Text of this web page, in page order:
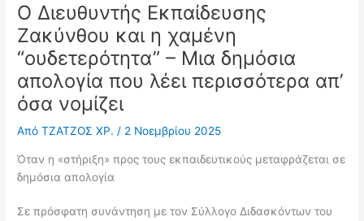
Ο Διευθυντής Εκπαίδευσης
Ζακύνθου και η χαμένη
“ουδετερότητα” – Μια δημόσια
απολογία που λέει περισσότερα απ’
όσα νομίζει
ΑπόΤΖΑΤΖΟΣ ΧΡ./ 2 Νοεμβρίου 2025
Όταν η «στήριξη» προς τους εκπαιδευτικούς μεταφράζεται σε
δημόσια απολογία
Σε πρόσφατη συνάντηση με τον Σύλλογο Διδασκόντων του